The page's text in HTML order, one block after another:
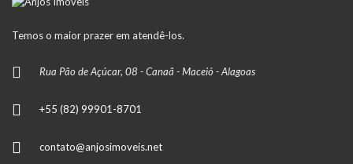
Temos o maior prazer em atendê-los.
Rua Pão de Açúcar, 08 - Canaã - Maceió - Alagoas
+55 (82) 99901-8701
contato@anjosimoveis.net